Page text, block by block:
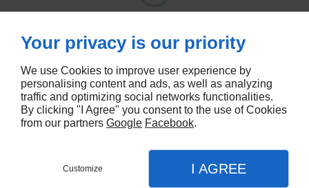
1400 RUE PRINCIPALE-J8C 1L9 -SAINTE-AGATHE-DES-MONTS
(819) 326-2139 819-324-6314
Your privacy is our priority
We use Cookies to improve user experience by
personalising content and ads, as well as analyzing
traffic and optimizing social networks functionalities.
By clicking "I Agree" you consent to the use of Cookies
from our partners Google Facebook.
Customize I AGREE